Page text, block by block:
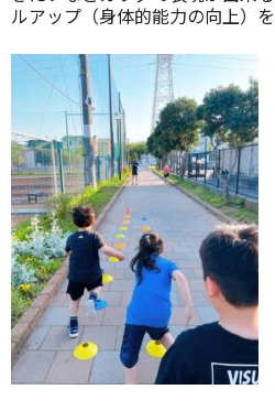
ルアップ（身体的能力の向上）